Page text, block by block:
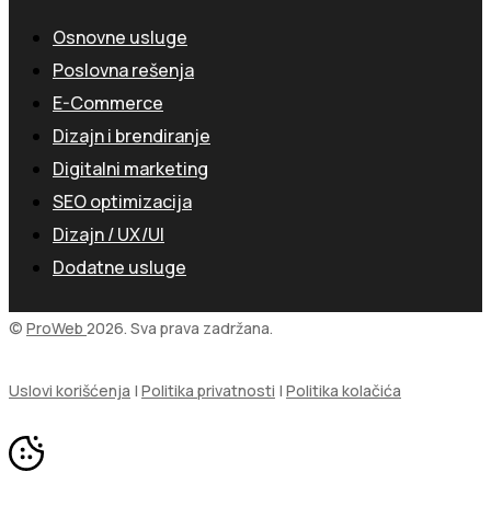
Osnovne usluge
Poslovna rešenja
E-Commerce
Dizajn i brendiranje
Digitalni marketing
SEO optimizacija
Dizajn / UX/UI
Dodatne usluge
© ProWeb 2026. Sva prava zadržana.
Uslovi korišćenja | Politika privatnosti | Politika kolačića